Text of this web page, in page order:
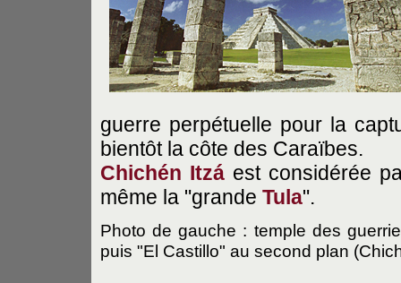
guerre perpétuelle pour la
bientôt la côte des Caraïbes.
Chichén Itzá est considérée
même la "grande Tula".
Photo de gauche : temple des
puis "El Castillo" au second plan